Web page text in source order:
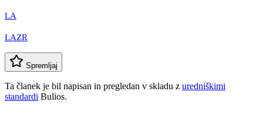
LA
LAZR
Spremljaj
Ta članek je bil napisan in pregledan v skladu z uredniškimi
standardi Bulios.